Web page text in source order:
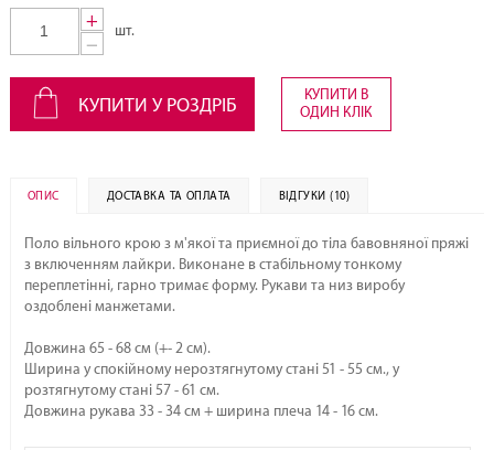
+
−
шт.
КУПИТИ У РОЗДРІБ
КУПИТИ В
ОДИН КЛІК
ОПИС ДОСТАВКА ТА ОПЛАТА ВІДГУКИ (10)
Поло вільного крою з м'якої та приємної до тіла бавовняної пряжі
з включенням лайкри. Виконане в стабільному тонкому
переплетінні, гарно тримає форму. Рукави та низ виробу
оздоблені манжетами.
Довжина 65 - 68 см (+- 2 см).
Ширина у спокійному нерозтягнутому стані 51 - 55 см., у
розтягнутому стані 57 - 61 см.
Довжина рукава 33 - 34 см + ширина плеча 14 - 16 см.